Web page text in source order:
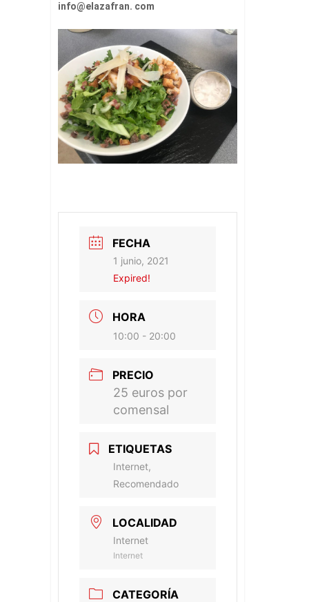
info@elazafran. com
FECHA
1 junio, 2021
Expired!
HORA
10:00 - 20:00
PRECIO
25 euros por
comensal
ETIQUETAS
Internet,
Recomendado
LOCALIDAD
Internet
Internet
CATEGORÍA